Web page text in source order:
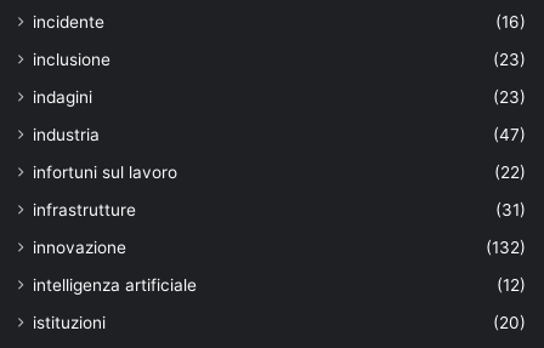
incidente
(16)
inclusione
(23)
indagini
(23)
industria
(47)
infortuni sul lavoro
(22)
infrastrutture
(31)
innovazione
(132)
intelligenza artificiale
(12)
istituzioni
(20)